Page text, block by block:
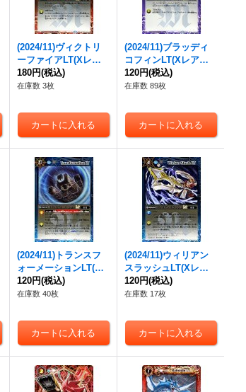
(2024/11)ヴィクトリ
ーファイアLT(Xレア
仕様)【R】{BSC45-09
5}《赤》
180円(税込)
在庫数 3枚
(2024/11)ブラッディ
コフィンLT(Xレア仕
様)【C】{BSC45-096}
《紫》
120円(税込)
在庫数 89枚
(2024/11)トランスフ
ォーメーションLT(X
レア仕様)【C】{BSC4
5-101}《青》
120円(税込)
在庫数 40枚
(2024/11)ウィリアン
スラッシュLT(Xレア
仕様)【C】{BSC45-10
2}《青》
120円(税込)
在庫数 17枚